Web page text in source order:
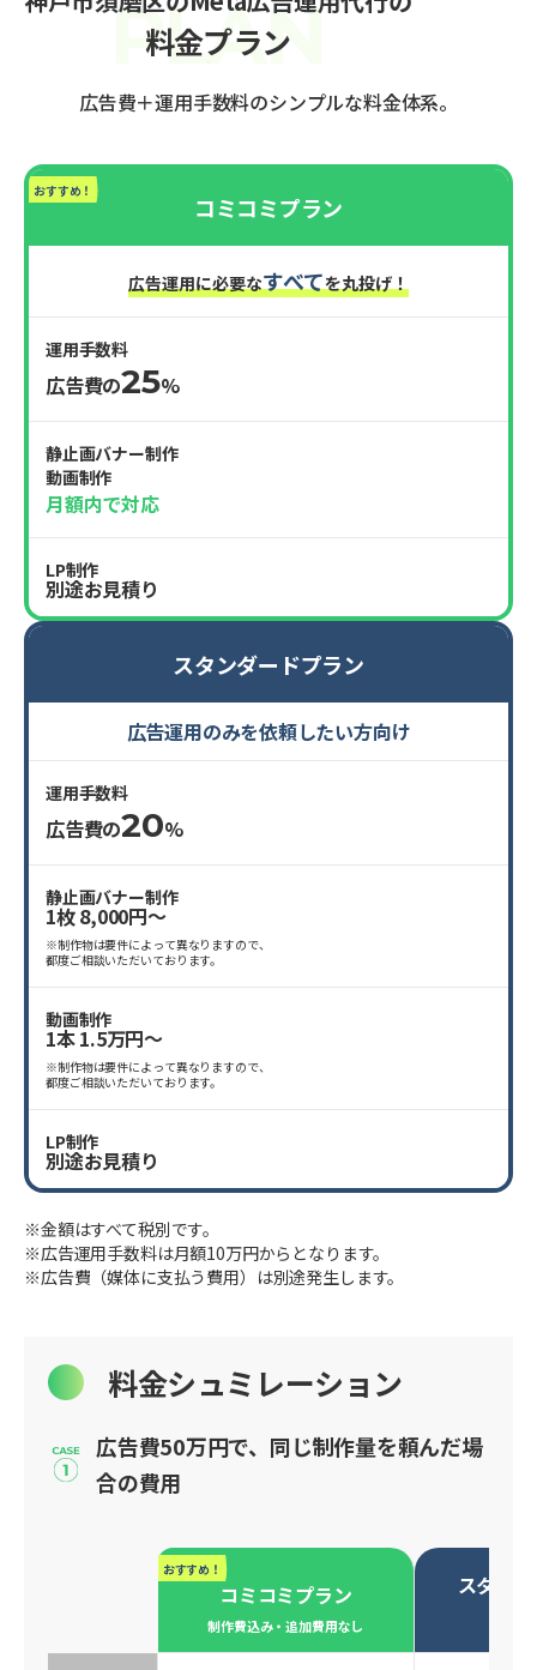
料金プラン
広告費＋運用手数料のシンプルな料金体系。
おすすめ！
コミコミプラン
広告運用に必要なすべてを丸投げ！
運用手数料
広告費の25%
静止画バナー制作
動画制作
月額内で対応
LP制作
別途お見積り
スタンダードプラン
広告運用のみを依頼したい方向け
運用手数料
広告費の20%
静止画バナー制作
1枚 8,000円〜
※制作物は要件によって異なりますので、
都度ご相談いただいております。
動画制作
1本 1.5万円〜
※制作物は要件によって異なりますので、
都度ご相談いただいております。
LP制作
別途お見積り
※金額はすべて税別です。
※広告運用手数料は月額10万円からとなります。
※広告費（媒体に支払う費用）は別途発生します。
料金シュミレーション
広告費50万円で、同じ制作量を頼んだ場
合の費用
おすすめ！
コミコミプラン
制作費込み・追加費用なし
スタン